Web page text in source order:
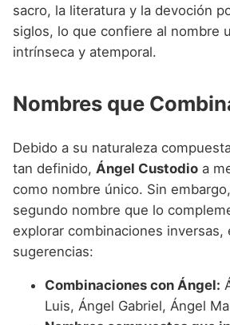
sacro, la literatura y la devoción
siglos, lo que confiere al nombre
intrínseca y atemporal.
Nombres que
Debido a su naturaleza
tan definido, Ángel Custodio a
como nombre único. Sin
segundo nombre que lo
explorar combinaciones inversas,
sugerencias:
Combinaciones con Ángel:
Luis, Ángel Gabriel, Ángel